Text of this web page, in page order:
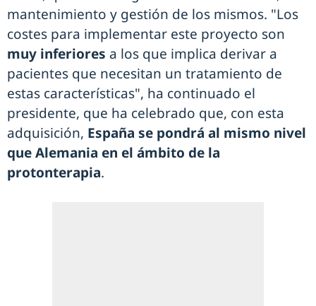
mantenimiento y gestión de los mismos. "Los
costes para implementar este proyecto son
muy inferiores a los que implica derivar a
pacientes que necesitan un tratamiento de
estas características", ha continuado el
presidente, que ha celebrado que, con esta
adquisición, España se pondrá al mismo nivel
que Alemania en el ámbito de la
protonterapia.